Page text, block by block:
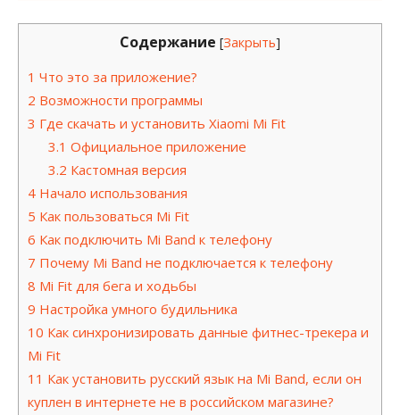
Содержание [Закрыть]
1 Что это за приложение?
2 Возможности программы
3 Где скачать и установить Xiaomi Mi Fit
3.1 Официальное приложение
3.2 Кастомная версия
4 Начало использования
5 Как пользоваться Mi Fit
6 Как подключить Mi Band к телефону
7 Почему Mi Band не подключается к телефону
8 Mi Fit для бега и ходьбы
9 Настройка умного будильника
10 Как синхронизировать данные фитнес-трекера и
Mi Fit
11 Как установить русский язык на Mi Band, если он
куплен в интернете не в российском магазине?